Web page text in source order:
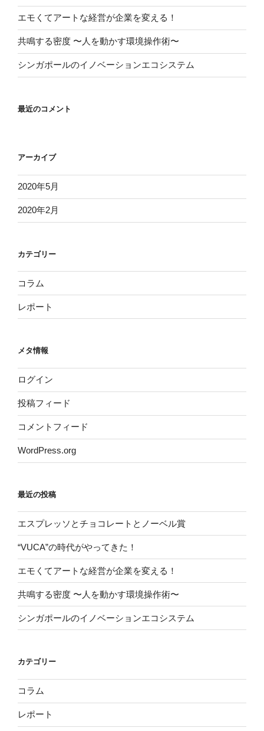
エモくてアートな経営が企業を変える！
共鳴する密度 〜人を動かす環境操作術〜
シンガポールのイノベーションエコシステム
最近のコメント
アーカイブ
2020年5月
2020年2月
カテゴリー
コラム
レポート
メタ情報
ログイン
投稿フィード
コメントフィード
WordPress.org
最近の投稿
エスプレッソとチョコレートとノーベル賞
“VUCA”の時代がやってきた！
エモくてアートな経営が企業を変える！
共鳴する密度 〜人を動かす環境操作術〜
シンガポールのイノベーションエコシステム
カテゴリー
コラム
レポート